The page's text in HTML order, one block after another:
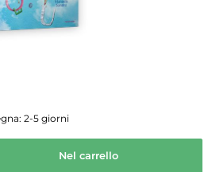
2-5 giorni
Nel carrello